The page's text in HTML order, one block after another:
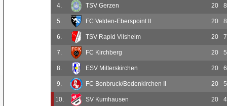
4. TSV Gerzen 20 8
5. FC Velden-Eberspoint II 20 8
6. TSV Rapid Vilsheim 20 7
7. FC Kirchberg 20 5
8. ESV Mitterskirchen 20 6
9. FC Bonbruck/Bodenkirchen II 20 5
10. SV Kumhausen 20 4